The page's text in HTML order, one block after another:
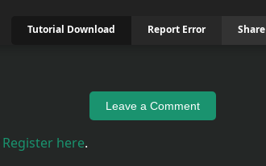
Tutorial Download Report Error Share
Leave a Comment
Register here.